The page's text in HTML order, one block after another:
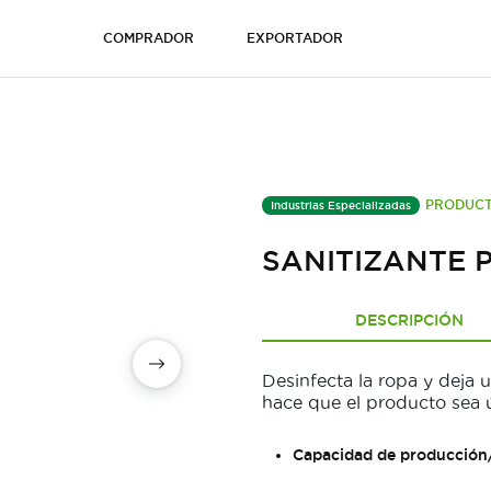
COMPRADOR EXPORTADOR
Industrias Especializadas
SANITIZANTE
DESCRIPCIÓN
Desinfecta la ropa y deja
hace que el producto sea
Capacidad de